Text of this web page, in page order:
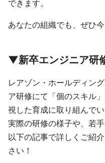
できます。
あなたの組織でも、ぜひ
▼新卒エンジニア研
レアゾン・ホールディン
ア研修にて「個のスキル
視した育成に取り組んでい
実際の研修の様子や、若
以下の記事で詳しくご紹
さい！